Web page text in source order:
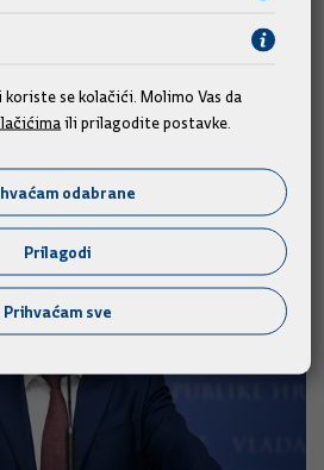
se kolačići. Molimo Vas da
ili prilagodite postavke.
odabrane
Prilagodi
Prihvaćam sve